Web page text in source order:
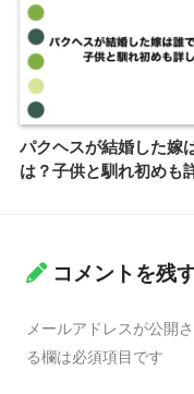
パクヘスが結婚した嫁
は？子供と馴れ初めも
コメントを残
メールアドレスが公開
る欄は必須項目です